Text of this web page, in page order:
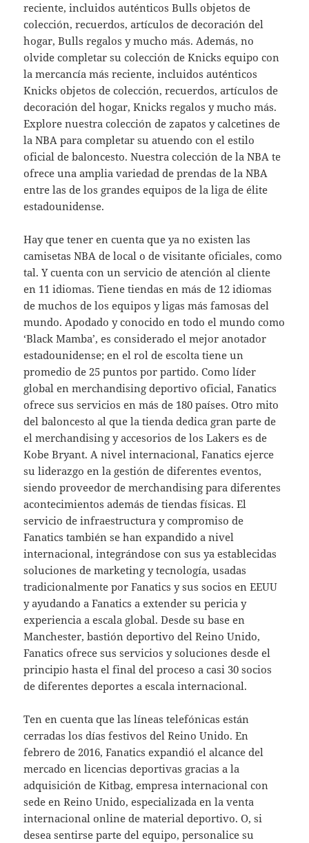
reciente, incluidos auténticos Bulls objetos de
colección, recuerdos, artículos de decoración del
hogar, Bulls regalos y mucho más. Además, no
olvide completar su colección de Knicks equipo con
la mercancía más reciente, incluidos auténticos
Knicks objetos de colección, recuerdos, artículos de
decoración del hogar, Knicks regalos y mucho más.
Explore nuestra colección de zapatos y calcetines de
la NBA para completar su atuendo con el estilo
oficial de baloncesto. Nuestra colección de la NBA te
ofrece una amplia variedad de prendas de la NBA
entre las de los grandes equipos de la liga de élite
estadounidense.
Hay que tener en cuenta que ya no existen las
camisetas NBA de local o de visitante oficiales, como
tal. Y cuenta con un servicio de atención al cliente
en 11 idiomas. Tiene tiendas en más de 12 idiomas
de muchos de los equipos y ligas más famosas del
mundo. Apodado y conocido en todo el mundo como
‘Black Mamba’, es considerado el mejor anotador
estadounidense; en el rol de escolta tiene un
promedio de 25 puntos por partido. Como líder
global en merchandising deportivo oficial, Fanatics
ofrece sus servicios en más de 180 países. Otro mito
del baloncesto al que la tienda dedica gran parte de
el merchandising y accesorios de los Lakers es de
Kobe Bryant. A nivel internacional, Fanatics ejerce
su liderazgo en la gestión de diferentes eventos,
siendo proveedor de merchandising para diferentes
acontecimientos además de tiendas físicas. El
servicio de infraestructura y compromiso de
Fanatics también se han expandido a nivel
internacional, integrándose con sus ya establecidas
soluciones de marketing y tecnología, usadas
tradicionalmente por Fanatics y sus socios en EEUU
y ayudando a Fanatics a extender su pericia y
experiencia a escala global. Desde su base en
Manchester, bastión deportivo del Reino Unido,
Fanatics ofrece sus servicios y soluciones desde el
principio hasta el final del proceso a casi 30 socios
de diferentes deportes a escala internacional.
Ten en cuenta que las líneas telefónicas están
cerradas los días festivos del Reino Unido. En
febrero de 2016, Fanatics expandió el alcance del
mercado en licencias deportivas gracias a la
adquisición de Kitbag, empresa internacional con
sede en Reino Unido, especializada en la venta
internacional online de material deportivo. O, si
desea sentirse parte del equipo, personalice su